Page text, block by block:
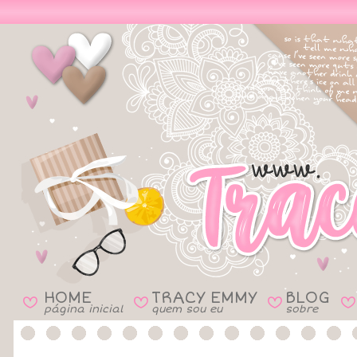
B HOME
página inicial B TRACY EMMY
quem sou eu B BLOG
sobre B